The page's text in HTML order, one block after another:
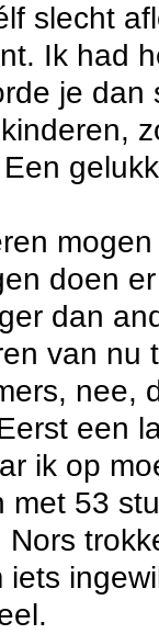
slecht
Ik had
je
doen
dan
van nu
nee,
een
ik op
met 53
iets